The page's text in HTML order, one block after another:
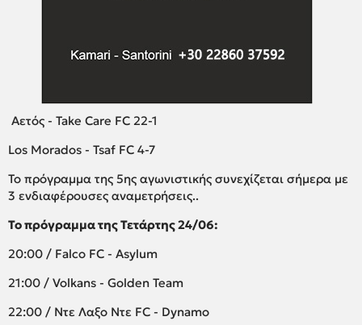
Αετός - Take Care FC 22-1
Los Morados - Tsaf FC 4-7
Το πρόγραμμα της 5ης αγωνιστικής συνεχίζεται σήμερα με
3 ενδιαφέρουσες αναμετρήσεις..
Το πρόγραμμα της Τετάρτης 24/06:
20:00 / Falco FC - Asylum
21:00 / Volkans - Golden Team
22:00 / Ντε Λαξο Ντε FC - Dynamo